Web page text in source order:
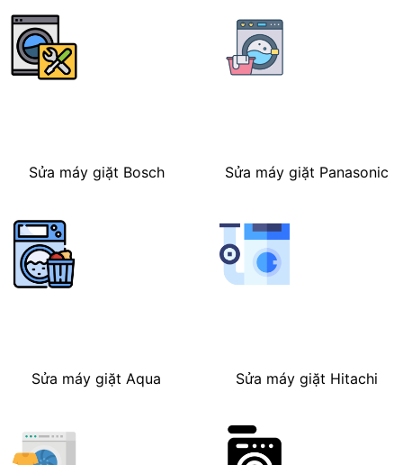
Sửa máy giặt Bosch Sửa máy giặt Panasonic
Sửa máy giặt Aqua Sửa máy giặt Hitachi